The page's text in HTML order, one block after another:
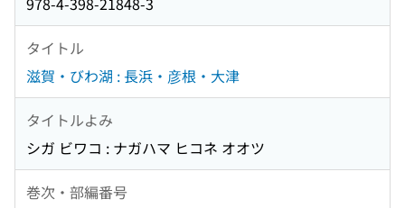
タイトル
滋賀・びわ湖 : 長浜・彦根・大津
タイトルよみ
シガ ビワコ : ナガハマ ヒコネ オオツ
巻次・部編番号